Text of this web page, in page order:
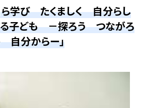
ら学び たくましく 自分らし
る子ども －探ろう つながろ
自分からー」